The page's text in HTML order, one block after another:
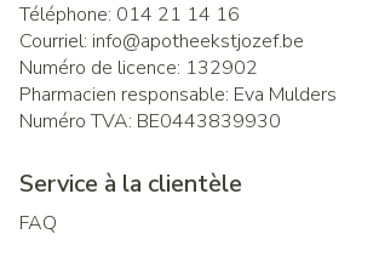
Téléphone: 014 21 14 16
Courriel: info@apotheekstjozef.be
Numéro de licence: 132902
Pharmacien responsable: Eva Mulders
Numéro TVA: BE0443839930
Service à la clientèle
FAQ